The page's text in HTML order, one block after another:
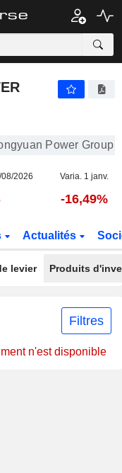
Power Group
2026 Varia. 1 janv.
-16,49%
Actualités
levier Produits
Filtres
n'est disponible